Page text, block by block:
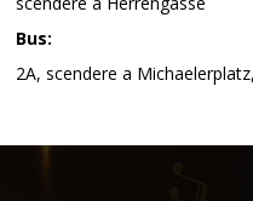
Bus:
2A, scendere a